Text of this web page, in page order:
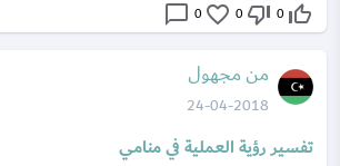
thumb_up_off_alt
0
thumb_down_off_alt
0
favorite_border
0
chat_bubble_outline
من مجهول
24-04-2018
تفسير رؤية العملية في منامي